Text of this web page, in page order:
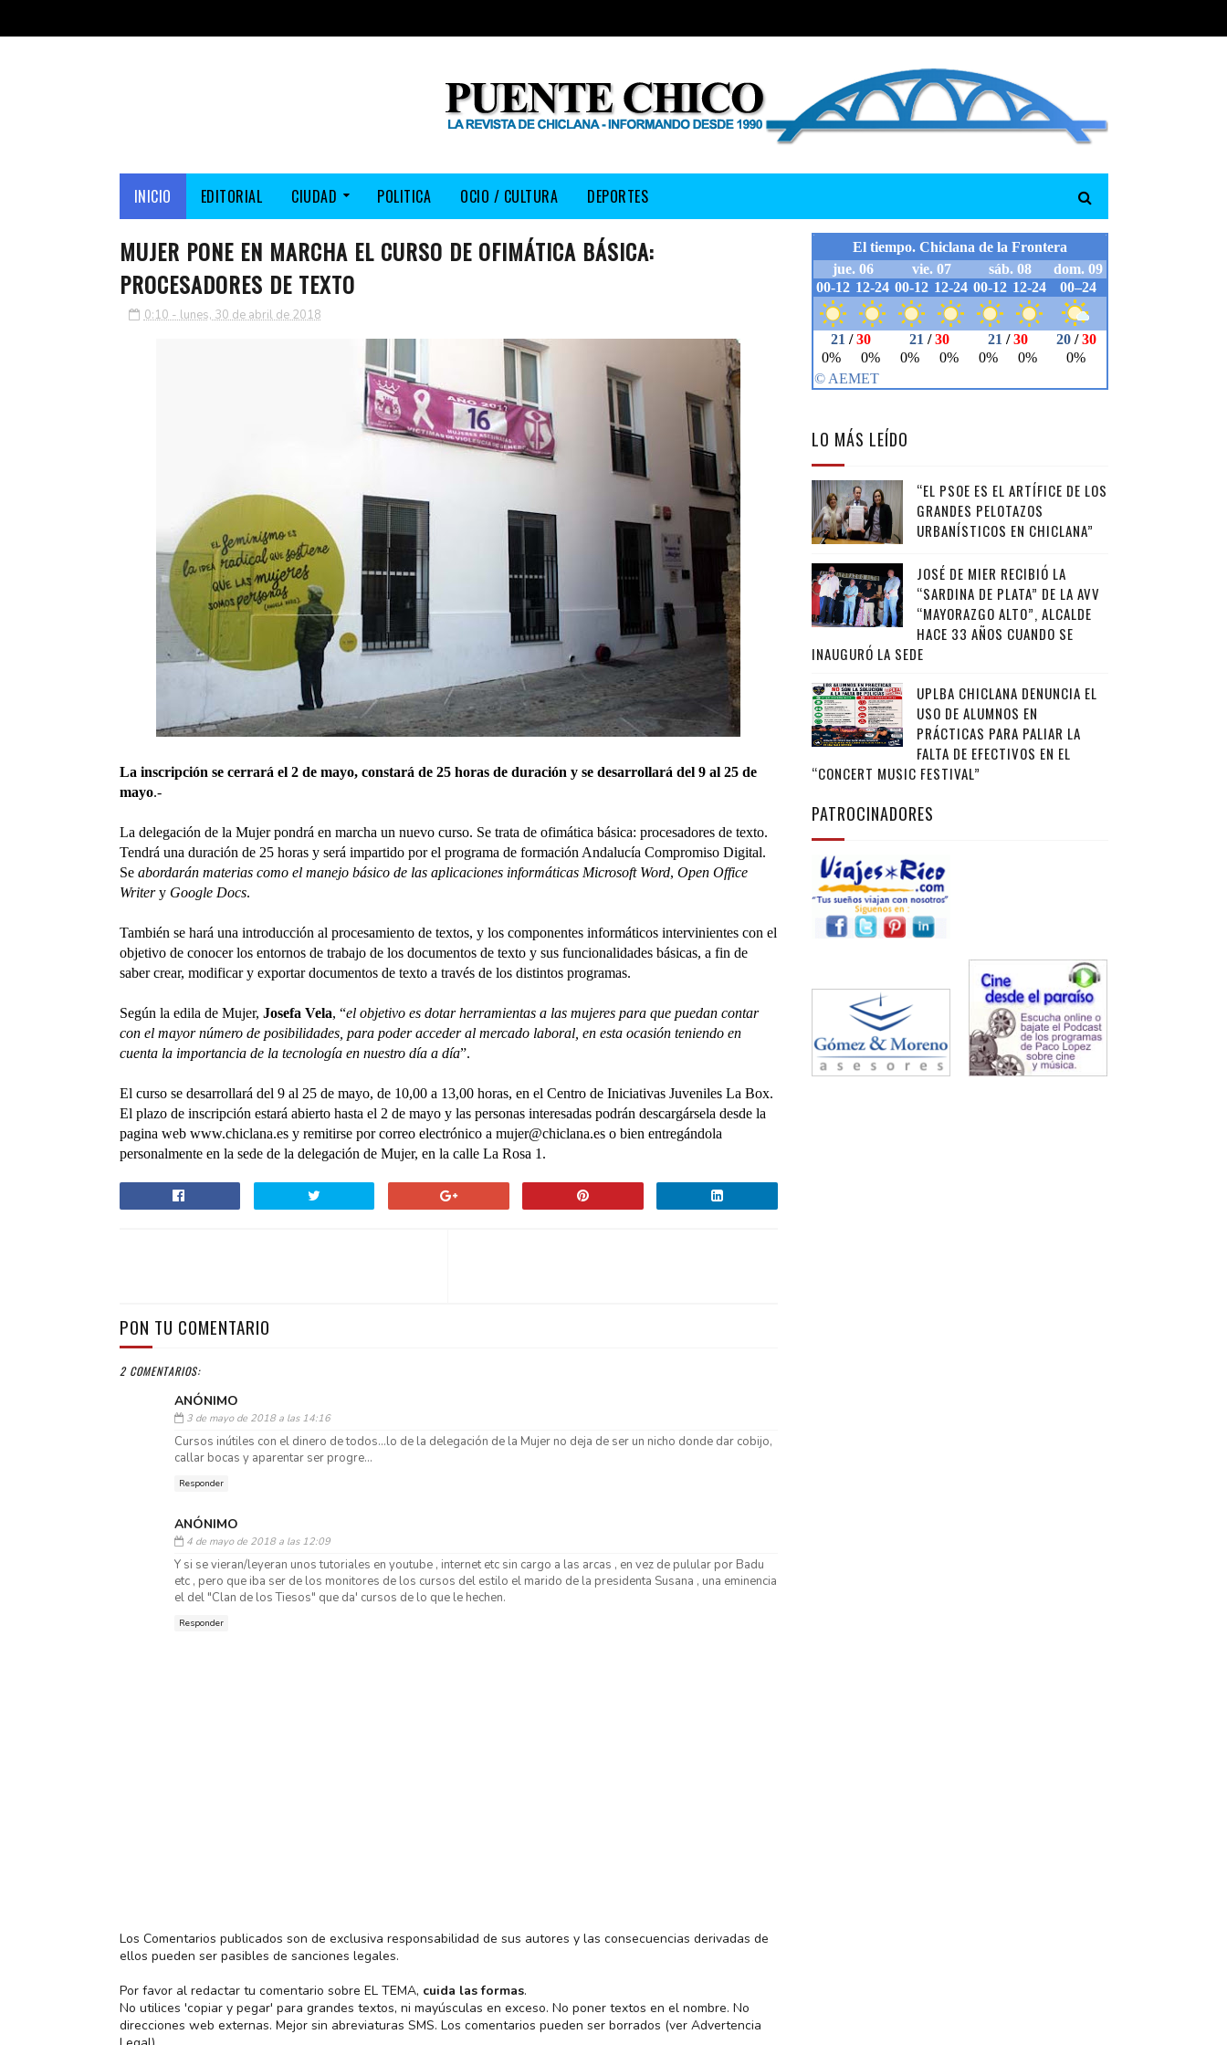
INICIO EDITORIAL CIUDAD POLITICA OCIO / CULTURA DEPORTES
MUJER PONE EN MARCHA EL CURSO DE OFIMÁTICA BÁSICA:
PROCESADORES DE TEXTO
0:10 - lunes, 30 de abril de 2018
La inscripción se cerrará el 2 de mayo, constará de 25 horas de duración y se desarrollará del 9 al 25 de
mayo.-
La delegación de la Mujer pondrá en marcha un nuevo curso. Se trata de ofimática básica: procesadores de texto.
Tendrá una duración de 25 horas y será impartido por el programa de formación Andalucía Compromiso Digital.
Se abordarán materias como el manejo básico de las aplicaciones informáticas Microsoft Word, Open Office
Writery Google Docs.
También se hará una introducción al procesamiento de textos, y los componentes informáticos intervinientes con el
objetivo de conocer los entornos de trabajo de los documentos de texto y sus funcionalidades básicas, a fin de
saber crear, modificar y exportar documentos de texto a través de los distintos programas.
Según la edila de Mujer, Josefa Vela, “el objetivo es dotar herramientas a las mujeres para que puedan contar
con el mayor número de posibilidades, para poder acceder al mercado laboral, en esta ocasión teniendo en
cuenta la importancia de la tecnología en nuestro día a día”.
El curso se desarrollará del 9 al 25 de mayo, de 10,00 a 13,00 horas, en el Centro de Iniciativas Juveniles La Box.
El plazo de inscripción estará abierto hasta el 2 de mayo y las personas interesadas podrán descargársela desde la
pagina web www.chiclana.esy remitirse por correo electrónico a mujer@chiclana.eso bien entregándola
personalmente en la sede de la delegación de Mujer, en la calle La Rosa 1.
PON TU COMENTARIO
2 COMENTARIOS:
ANÓNIMO
3 de mayo de 2018 a las 14:16
Cursos inútiles con el dinero de todos...lo de la delegación de la Mujer no deja de ser un nicho donde dar cobijo,
callar bocas y aparentar ser progre...
Responder
ANÓNIMO
4 de mayo de 2018 a las 12:09
Y si se vieran/leyeran unos tutoriales en youtube , internet etc sin cargo a las arcas , en vez de pulular por Badu
etc , pero que iba ser de los monitores de los cursos del estilo el marido de la presidenta Susana , una eminencia
el del "Clan de los Tiesos" que da' cursos de lo que le hechen.
Responder
Los Comentarios publicados son de exclusiva responsabilidad de sus autores y las consecuencias derivadas de
ellos pueden ser pasibles de sanciones legales.
Por favor al redactar tu comentario sobre EL TEMA, cuida las formas.
No utilices 'copiar y pegar' para grandes textos, ni mayúsculas en exceso. No poner textos en el nombre. No
direcciones web externas. Mejor sin abreviaturas SMS. Los comentarios pueden ser borrados (ver Advertencia
LO MÁS LEÍDO
“EL PSOE ES EL ARTÍFICE DE LOS
GRANDES PELOTAZOS
URBANÍSTICOS EN CHICLANA”
JOSÉ DE MIER RECIBIÓ LA
“SARDINA DE PLATA” DE LA AVV
“MAYORAZGO ALTO”, ALCALDE
HACE 33 AÑOS CUANDO SE
INAUGURÓ LA SEDE
UPLBA CHICLANA DENUNCIA EL
USO DE ALUMNOS EN
PRÁCTICAS PARA PALIAR LA
FALTA DE EFECTIVOS EN EL
“CONCERT MUSIC FESTIVAL”
PATROCINADORES